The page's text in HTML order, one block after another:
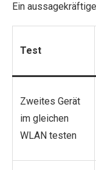
Ein
Test
Zweites Gerät
im gleichen
WLAN testen